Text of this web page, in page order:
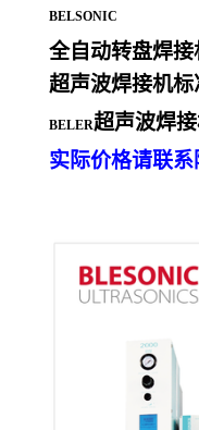
BELSONIC
全自动转盘焊
超声波焊接机
BELER超声波焊
实际价格请联